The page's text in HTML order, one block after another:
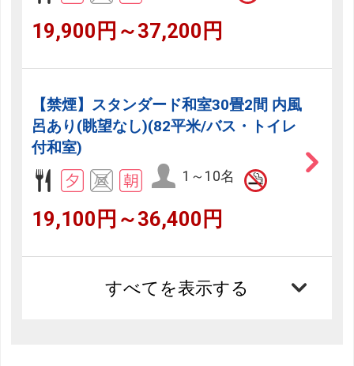
19,900円～37,200円
【禁煙】スタンダード和室30畳2間 内風
呂あり(眺望なし)(82平米/バス・トイレ
付和室)
1～10名
19,100円～36,400円
すべてを表示する